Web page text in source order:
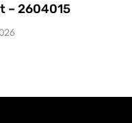
– 2604015